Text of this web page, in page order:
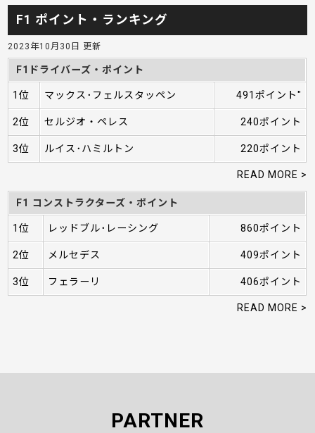
F1 ポイント・ランキング
2023年10月30日 更新
F1ドライバーズ・ポイント
1位 マックス･フェルスタッペン 491ポイント"
2位 セルジオ・ペレス 240ポイント
3位 ルイス･ハミルトン 220ポイント
READ MORE >
F1 コンストラクターズ・ポイント
1位 レッドブル･レーシング 860ポイント
2位 メルセデス 409ポイント
3位 フェラーリ 406ポイント
READ MORE >
PARTNER